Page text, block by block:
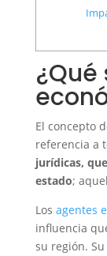
El concepto
referencia a
jurídicas,
estado;
Los agentes
influencia
su región.